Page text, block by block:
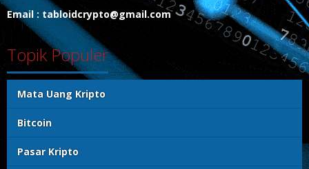
Email : tabloidcrypto@gmail.com
Topik Populer
Mata Uang Kripto
Bitcoin
Pasar Kripto